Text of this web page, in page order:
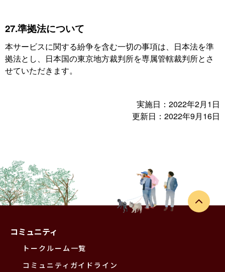
27.準拠法について
本サービスに関する紛争を含む一切の事項は、日本法を準
拠法とし、日本国の東京地方裁判所を専属管轄裁判所とさ
せていただきます。
実施日：2022年2月1日
更新日：2022年9月16日
コミュニティ
トークルーム一覧
コミュニティガイドライン